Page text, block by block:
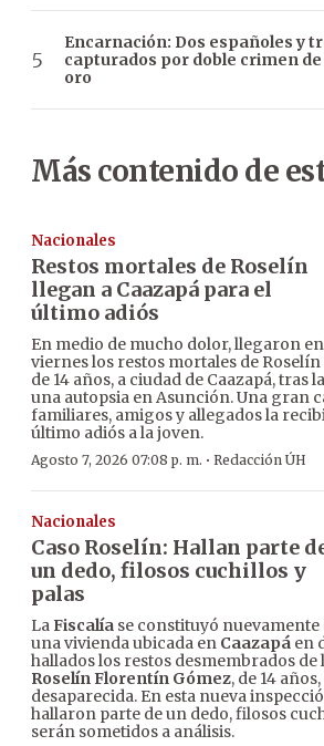
Encarnación: Dos españoles y
capturados por doble crimen
oro
Más contenido de
Nacionales
Restos mortales de Roselín
llegan a Caazapá para el
último adiós
En medio de mucho dolor, llegaron
viernes los restos mortales de
de 14 años, a ciudad de Caazapá, tras
una autopsia en Asunción. Una gran
familiares, amigos y allegados la
último adiós a la joven.
Agosto 7, 2026 07:08 p. m. · Redacción ÚH
Nacionales
Caso Roselín: Hallan parte
un dedo, filosos cuchillos y
palas
LaFiscalía se constituyó nuevamente
una vivienda ubicada en Caazapá en
hallados los restos desmembrados de
Roselín Florentín Gómez, de 14
desaparecida. En esta nueva
hallaron parte de un dedo, filosos
serán sometidos a análisis.